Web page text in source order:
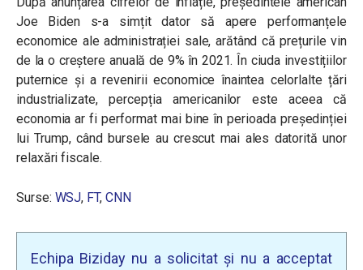
Joe Biden s-a simțit dator să apere performanțele
economice ale administrației sale, arătând că prețurile vin
de la o creștere anuală de 9% în 2021. În ciuda investițiilor
puternice și a revenirii economice înaintea celorlalte țări
industrializate, percepția americanilor este aceea că
economia ar fi performat mai bine în perioada președinției
lui Trump, când bursele au crescut mai ales datorită unor
relaxări fiscale.
Surse: WSJ, FT, CNN
Echipa Biziday nu a solicitat și nu a acceptat